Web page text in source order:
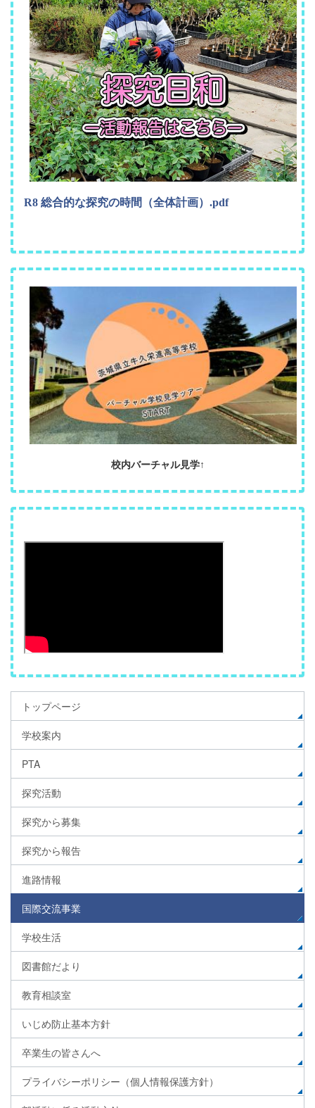
R8 総合的な探究の時間（全体計画）.pdf
校内バーチャル見学↑
トップページ
学校案内
PTA
探究活動
探究から募集
探究から報告
進路情報
国際交流事業
学校生活
図書館だより
教育相談室
いじめ防止基本方針
卒業生の皆さんへ
プライバシーポリシー（個人情報保護方針）